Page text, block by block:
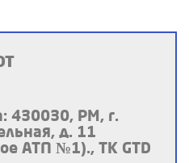
430030, РМ, г.
д. 11
АТП №1)., ТК GTD